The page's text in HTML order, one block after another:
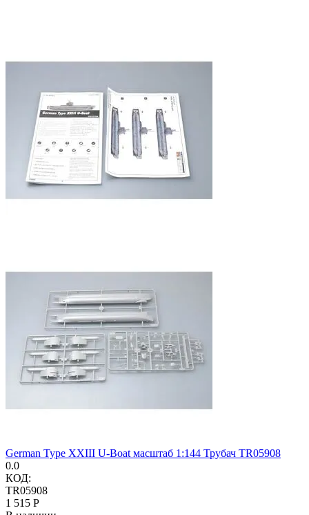
German Type XXIII U-Boat масштаб 1:144 Трубач TR05908
0.0
КОД:
TR05908
1 515 Р